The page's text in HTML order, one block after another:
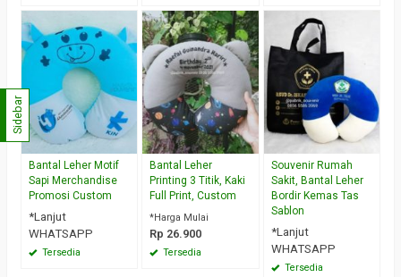
Bantal Leher Motif
Sapi Merchandise
Promosi Custom
*Lanjut
WHATSAPP
Tersedia
Bantal Leher
Printing 3 Titik, Kaki
Full Print, Custom
*Harga Mulai
Rp 26.900
Tersedia
Souvenir Rumah
Sakit, Bantal Leher
Bordir Kemas Tas
Sablon
*Lanjut
WHATSAPP
Tersedia
Sidebar